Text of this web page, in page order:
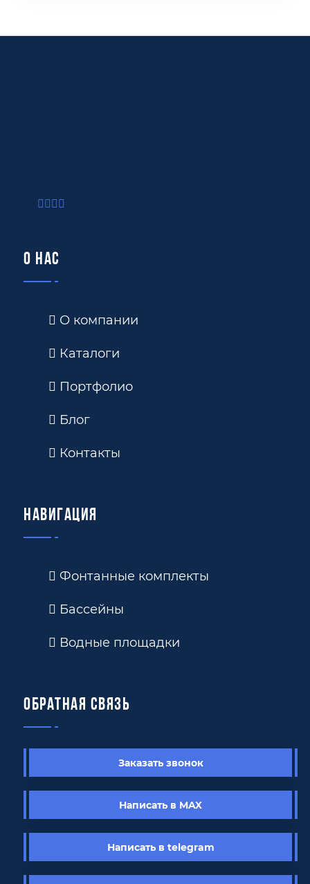
О нас
О компании
Каталоги
Портфолио
Блог
Контакты
Навигация
Фонтанные комплекты
Бассейны
Водные площадки
Обратная связь
Заказать звонок
Написать в MAX
Написать в telegram